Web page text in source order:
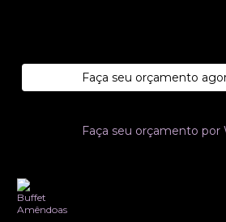
Faça seu orçamento
Faça seu orçamento por